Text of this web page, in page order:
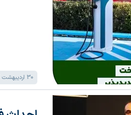
30 اردیبهشت 1404